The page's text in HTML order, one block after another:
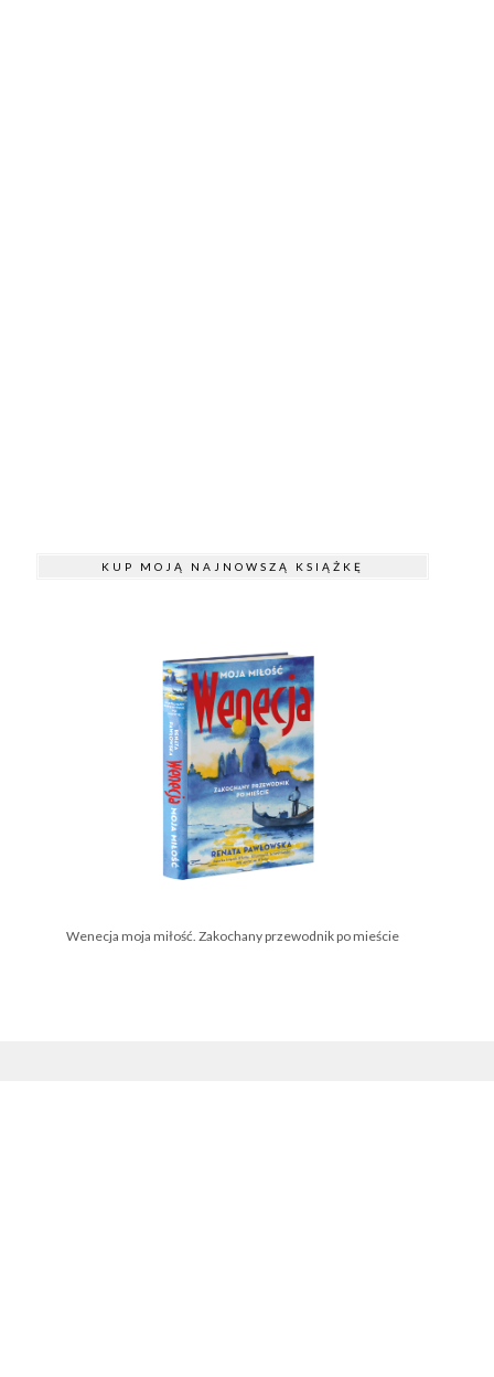
KUP MOJĄ NAJNOWSZĄ KSIĄŻKĘ
Wenecja moja miłość. Zakochany przewodnik po mieście